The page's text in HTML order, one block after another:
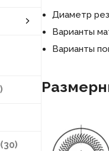
30
Диаметр
Варианты
Варианты